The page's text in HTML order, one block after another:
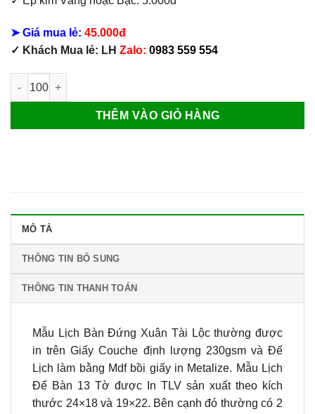
➤ Giá mua lẻ: 45.000đ
✓ Khách Mua lẻ: LH Zalo: 0983 559 554
Mẫu Lịch Bàn Đứng Xuân Tài Lộc số lượng
THÊM VÀO GIỎ HÀNG
MÔ TẢ
THÔNG TIN BỔ SUNG
THÔNG TIN THANH TOÁN
Mẫu Lịch Bàn Đứng Xuân Tài Lộc thường được
in trên Giấy Couche định lượng 230gsm và Đế
Lịch làm bằng Mdf bồi giấy in Metalize. Mẫu Lịch
Để Bàn 13 Tờ được In TLV sản xuất theo kích
thước 24×18 và 19×22. Bên cạnh đó thường có 2